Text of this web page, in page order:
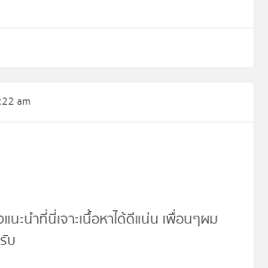
am
ะนำที่นี่เจาะเนื้อหาได้ดีแน่น เพื่อนๆผม
บ